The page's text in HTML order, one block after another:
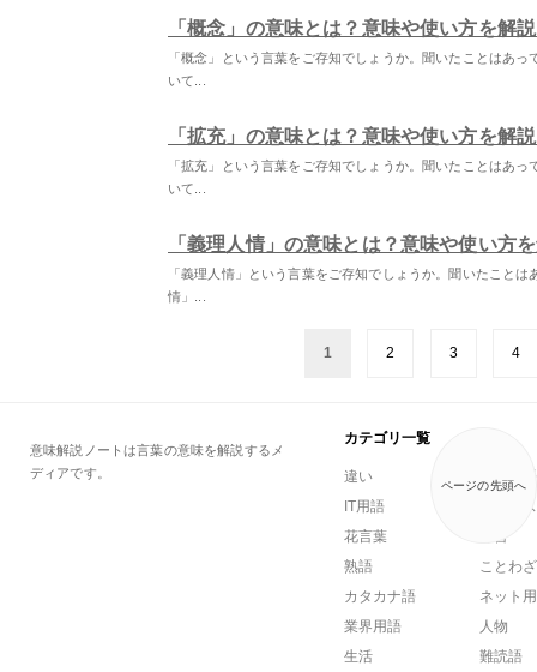
「概念」の意味とは？意味や使い方を解
「概念」という言葉をご存知でしょうか。聞いたことはあ
いて...
「拡充」の意味とは？意味や使い方を解
「拡充」という言葉をご存知でしょうか。聞いたことはあ
いて...
「義理人情」の意味とは？意味や使い方
「義理人情」という言葉をご存知でしょうか。聞いたこと
情」...
1 2 3 4
ページの先頭へ
意味解説ノートは言葉の意味を解説するメ
ディアです。
カテゴリ一覧
違い
一般用語
IT用語
ビジネ
花言葉
方言
熟語
ことわ
カタカナ語
ネット
業界用語
人物
生活
難読語